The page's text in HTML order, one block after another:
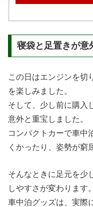
寝袋と足置きが意
この日はエンジンを切
を楽しみました。
そして、少し前に購入
意外と重宝しました。
コンパクトカーで車中
くかったり、姿勢が窮
そんなときに足元を少
しやすさが変わります。
車中泊グッズは、実際